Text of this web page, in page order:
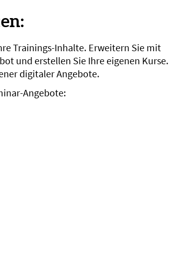
Trainings-Inhalte. Erweitern Sie mit
und erstellen Sie Ihre eigenen Kurse.
digitaler Angebote.
Angebote: